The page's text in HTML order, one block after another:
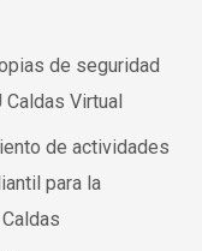
de seguridad
Virtual
de actividades
para la